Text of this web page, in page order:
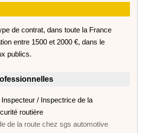
de contrat, dans toute la France
entre 1500 et 2000 €, dans le
publics.
Inspecteur / Inspectrice de la
routière
de la route chez sgs automotive